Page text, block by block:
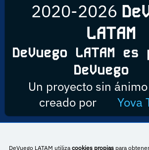
2020-2026
LATAM
DeVuego LATAM
DeVuego
Un proyecto sin
creado por
Yova
Esta obra está bajo una licencia de Creative
DeVuego LATAM utiliza cookies propiaspara